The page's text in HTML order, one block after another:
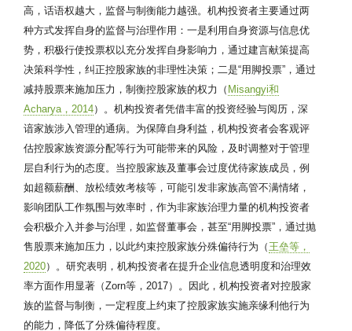
高，话语权越大，监督与制衡能力越强。机构投资者主要通过两
种方式发挥自身的监督与治理作用：一是利用自身资源与信息优
势，积极行使投票权以充分发挥自身影响力，通过建言献策提高
决策科学性，纠正控股家族的非理性决策；二是“用脚投票”，通过
减持股票来施加压力，制衡控股家族的权力（ Misangyi和
Acharya，2014）。机构投资者凭借丰富的投资经验与阅历，深
谙家族涉入管理的通病。为保障自身利益，机构投资者会客观评
估控股家族资源分配等行为可能带来的风险，及时调整对于管理
层自利行为的态度。当控股家族及董事会过度优待家族成员，例
如超额薪酬、放松绩效考核等，可能引发非家族高管不满情绪，
影响团队工作氛围与效率时，作为非家族治理力量的机构投资者
会积极介入并参与治理，如监督董事会，甚至“用脚投票”，通过抛
售股票来施加压力，以此约束控股家族分殊偏待行为（ 王垒等，
2020）。研究表明，机构投资者在提升企业信息透明度和治理效
率方面作用显著（Zorn等，2017）。因此，机构投资者对控股家
族的监督与制衡，一定程度上约束了控股家族实施亲缘利他行为
的能力，降低了分殊偏待程度。